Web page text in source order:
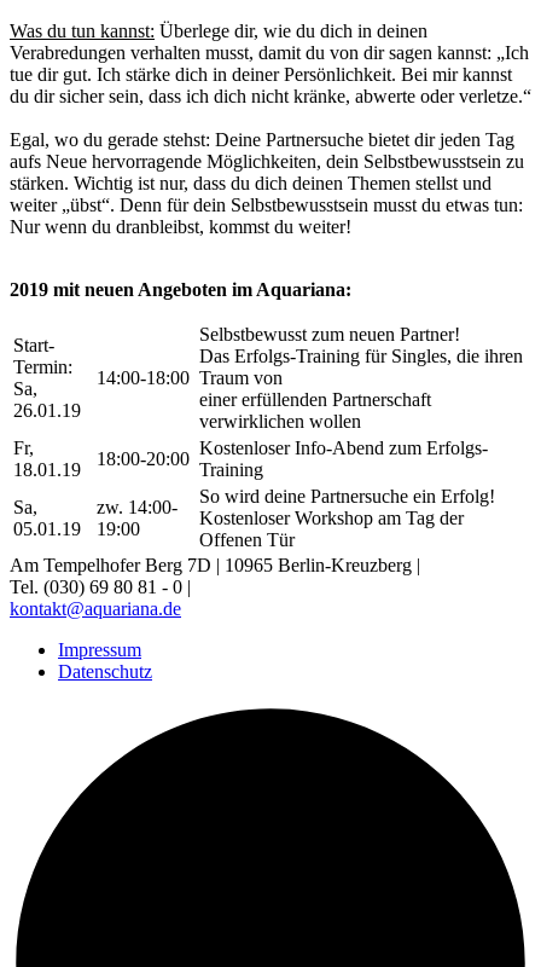
Was du tun kannst: Überlege dir, wie du dich in deinen
Verabredungen verhalten musst, damit du von dir sagen kannst: „Ich
tue dir gut. Ich stärke dich in deiner Persönlichkeit. Bei mir kannst
du dir sicher sein, dass ich dich nicht kränke, abwerte oder verletze.“
Egal, wo du gerade stehst: Deine Partnersuche bietet dir jeden Tag
aufs Neue hervorragende Möglichkeiten, dein Selbstbewusstsein zu
stärken. Wichtig ist nur, dass du dich deinen Themen stellst und
weiter „übst“. Denn für dein Selbstbewusstsein musst du etwas tun:
Nur wenn du dranbleibst, kommst du weiter!
2019 mit neuen Angeboten im Aquariana:
Start-
Termin:
Sa,
26.01.19
14:00-18:00
Selbstbewusst zum neuen Partner!
Das Erfolgs-Training für Singles, die ihren
Traum von
einer erfüllenden Partnerschaft
verwirklichen wollen
Fr,
18.01.19
18:00-20:00
Kostenloser Info-Abend zum Erfolgs-
Training
Sa,
05.01.19
zw. 14:00-
19:00
So wird deine Partnersuche ein Erfolg!
Kostenloser Workshop am Tag der
Offenen Tür
Am Tempelhofer Berg 7D | 10965 Berlin-Kreuzberg |
Tel. (030) 69 80 81 - 0 |
kontakt@aquariana.de
Impressum
Datenschutz